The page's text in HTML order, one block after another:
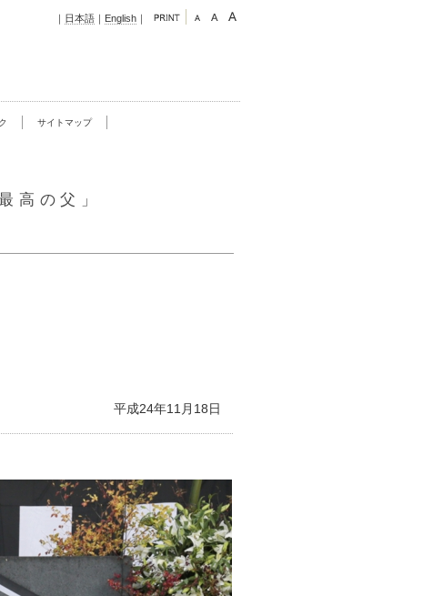
｜ 日本語 ｜ English ｜
サイトマップ
高の父」
平成24年11月18日